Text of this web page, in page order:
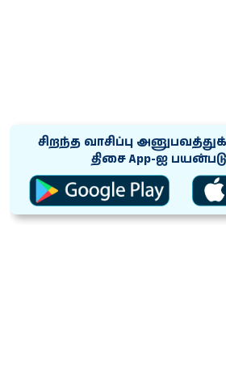
சிறந்த வாசிப்பு
திசை App-ஐ